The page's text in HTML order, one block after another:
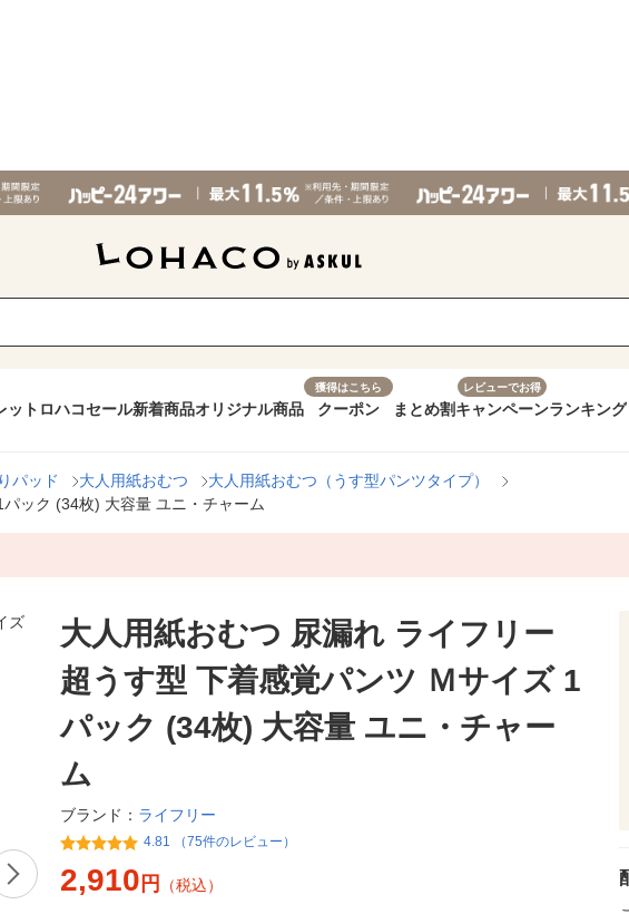
ット ロハコセール新着商品オリジナル商品
獲得はこちら
クーポン まとめ割
レビューでお得
キャンペーンランキング
パッド 大人用紙おむつ
大人用紙おむつ（うす型パンツタイプ）
ック (34枚) 大容量 ユニ・チャーム
大人用紙おむつ 尿漏れ ライフリー
超うす型 下着感覚パンツ Ｍサイズ 1
パック (34枚) 大容量 ユニ・チャー
ム
ブランド： ライフリー
4.81 （75件のレビュー）
2,910 円 （税込）